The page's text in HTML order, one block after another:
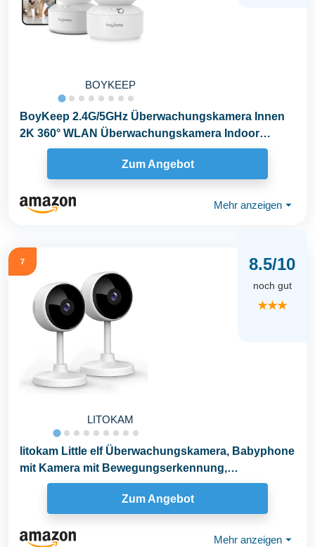
BOYKEEP
BoyKeep 2.4G/5GHz Überwachungskamera Innen
2K 360° WLAN Überwachungskamera Indoor
Hundekamera mit...
Zum Angebot
Mehr anzeigen ⏷
7
LITOKAM
8.5/10
noch gut
★★★
litokam Little elf Überwachungskamera, Babyphone
mit Kamera mit Bewegungserkennung,
Nachtsicht...
Zum Angebot
Mehr anzeigen ⏷